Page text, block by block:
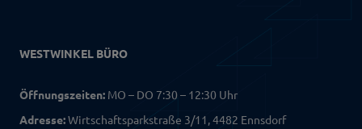
WESTWINKEL BÜRO
Öffnungszeiten: MO – DO 7:30 – 12:30 Uhr
Adresse:Wirtschaftsparkstraße 3/11, 4482 Ennsdorf